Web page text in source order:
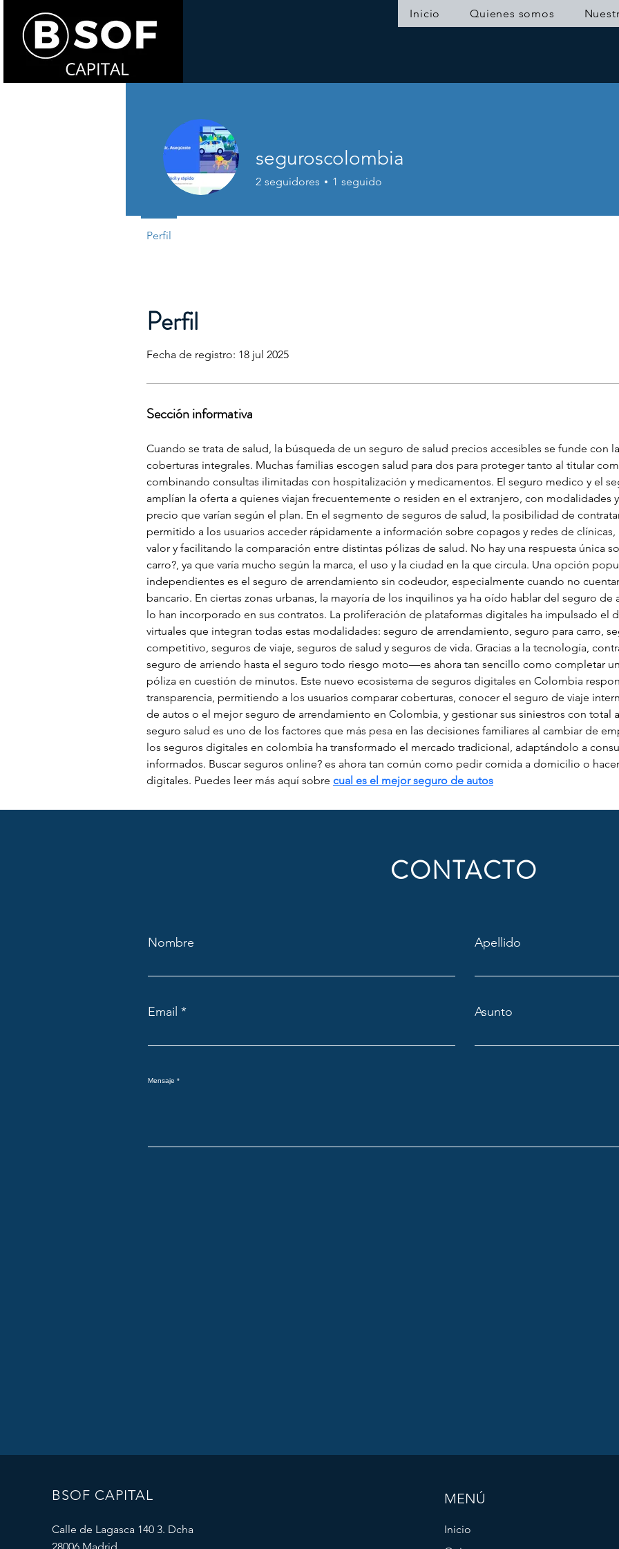
Inicio Quienes somos
Perfil
Fecha de registro: 18 jul 2025
Sección informativa
Cuando se trata de salud, la búsqueda de un seguro de salud precios accesibles se funde con
coberturas integrales. Muchas familias escogen salud para dos para proteger tanto al titular
combinando consultas ilimitadas con hospitalización y medicamentos. El seguro medico y el
amplían la oferta a quienes viajan frecuentemente o residen en el extranjero, con modalidades
precio que varían según el plan. En el segmento de seguros de salud, la posibilidad de
permitido a los usuarios acceder rápidamente a información sobre copagos y redes de
valor y facilitando la comparación entre distintas pólizas de salud. No hay una respuesta única
carro?, ya que varía mucho según la marca, el uso y la ciudad en la que circula. Una opción
independientes es el seguro de arrendamiento sin codeudor, especialmente cuando no
bancario. En ciertas zonas urbanas, la mayoría de los inquilinos ya ha oído hablar del seguro
lo han incorporado en sus contratos. La proliferación de plataformas digitales ha impulsado el
virtuales que integran todas estas modalidades: seguro de arrendamiento, seguro para carro,
competitivo, seguros de viaje, seguros de salud y seguros de vida. Gracias a la tecnología,
seguro de arriendo hasta el seguro todo riesgo moto—es ahora tan sencillo como completar
póliza en cuestión de minutos. Este nuevo ecosistema de seguros digitales en Colombia
transparencia, permitiendo a los usuarios comparar coberturas, conocer el seguro de viaje
de autos o el mejor seguro de arrendamiento en Colombia, y gestionar sus siniestros con total
seguro salud es uno de los factores que más pesa en las decisiones familiares al cambiar de
los seguros digitales en colombia ha transformado el mercado tradicional, adaptándolo a
informados. Buscar seguros online? es ahora tan común como pedir comida a domicilio o
digitales. Puedes leer más aquí sobre cual es el mejor seguro de autos
seguroscolombia
2 seguidores 1 seguido
Perfil
CONTACTO
Nombre Apellido
Email Asunto
Mensaje
BSOF CAPITAL
Calle de Lagasca 140 3. Dcha
MENÚ
Inicio